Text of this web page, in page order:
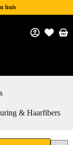
huis
& Haarfibers